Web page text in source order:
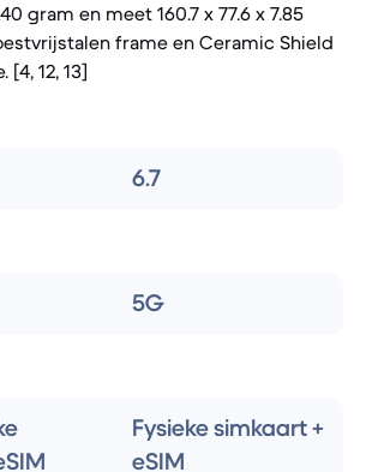
gram en meet 160.7 x 77.6 x 7.85
frame en Ceramic Shield
[4, 12, 13]
6.7
5G
Fysieke simkaart +
eSIM